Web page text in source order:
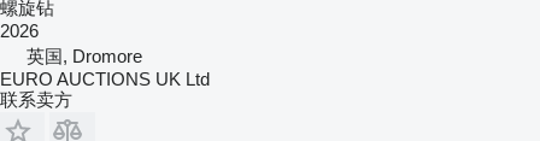
螺旋钻
2026
英国, Dromore
EURO AUCTIONS UK Ltd
联系卖方